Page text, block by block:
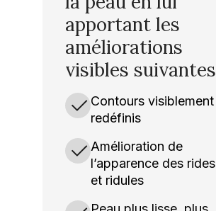
apportant les
améliorations
visibles suivantes
Contours visiblement
redéfinis
Amélioration de
l’apparence des rides
et ridules